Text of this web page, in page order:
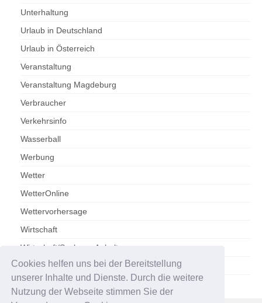
Cookies helfen uns bei der Bereitstellung
unserer Inhalte und Dienste. Durch die weitere
Nutzung der Webseite stimmen Sie der
Unterhaltung
Urlaub in Deutschland
Urlaub in Österreich
Veranstaltung
Veranstaltung Magdeburg
Verbraucher
Verkehrsinfo
Wasserball
Werbung
Wetter
WetterOnline
Wettervorhersage
Wirtschaft
Wirtschaft/Sachsen-Anhalt
Zoo Magdeburg